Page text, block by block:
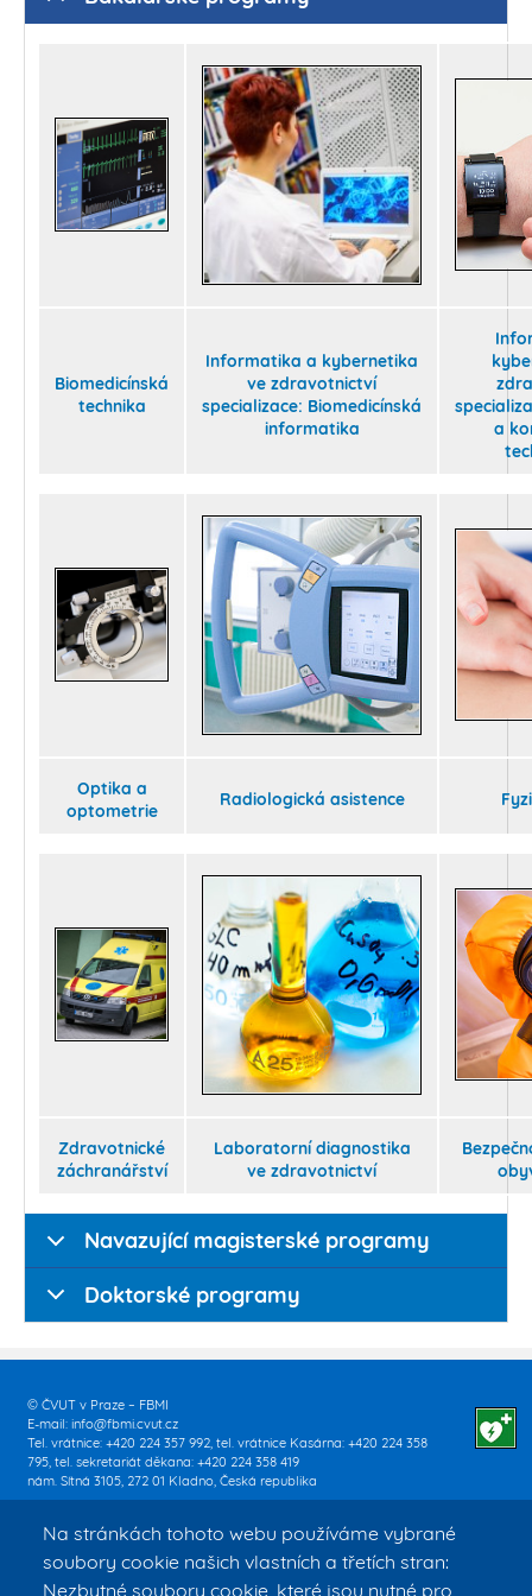
Na stránkách tohoto webu používáme vybrané
soubory cookie našich vlastních a třetích stran:
Nezbytné soubory cookie, které jsou nutné pro
Biomedicínská
technika
Informatika a kybernetika
ve zdravotnictví
specializace: Biomedicínská
informatika
a
Optika a
optometrie
Radiologická asistence
Zdravotnické
záchranářství
Laboratorní diagnostika
ve zdravotnictví
Navazující magisterské programy
Doktorské programy
© ČVUT v Praze – FBMI
E-mail: info@fbmi.cvut.cz
Tel. vrátnice: +420 224 357 992, tel. vrátnice Kasárna: +420 224 358
795, tel. sekretariát děkana: +420 224 358 419
nám. Sítná 3105, 272 01 Kladno, Česká republika